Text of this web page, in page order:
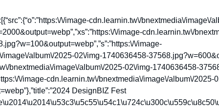
\/image-cdn.learnin.tw\/bnextmedia\/
\/image-cdn.learnin.tw\/
\/image-
album\/2025-02\/img-1740636458-
bnextmedia\/image\/album\/2025-02\/img-1740636458-
\/image-cdn.learnin.tw\/bnextmedia\/image\/album\/2025-
DesignBIZ Fest